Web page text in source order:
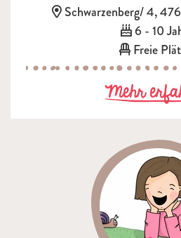
Adresse:
Schwarzenberg/ 4,
Alter:
6 - 10
Freie
Mehr